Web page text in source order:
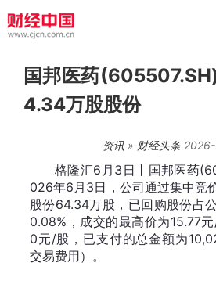
国邦医药
4.34万股股份
资讯 » 财经头条
格隆汇6月3日丨国邦医药
026年6月3日，公司通过集中竞
股份64.34万股，已回购股份占
0.08%，成交的最高价为15.77
0元/股，已支付的总金额为
交易费用）。